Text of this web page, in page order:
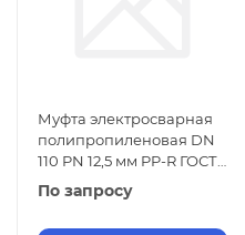
Муфта электросварная
полипропиленовая DN
110 PN 12,5 мм PP-R ГОСТ
32415-2013
По запросу